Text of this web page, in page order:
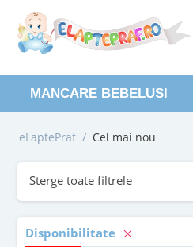
MANCARE BEBELUSI
eLaptePraf / Cel mai nou
Sterge toate filtrele
Disponibilitate